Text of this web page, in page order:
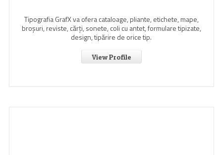
Tipografia GrafX va ofera cataloage, pliante, etichete, mape,
broşuri, reviste, cărţi, sonete, coli cu antet, formulare tipizate,
design, tipărire de orice tip.
View Profile